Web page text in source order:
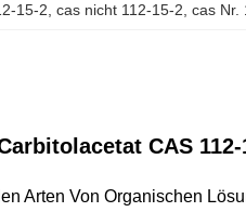
15-2 , cas nicht 112-15-2 , cas Nr.
CAS 112-
Arten Von Organischen